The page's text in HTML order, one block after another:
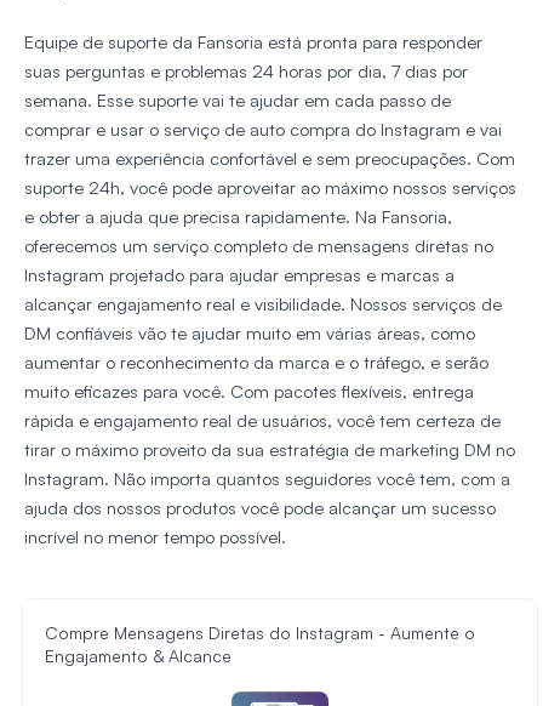
Equipe de suporte da Fansoria está pronta para responder
suas perguntas e problemas 24 horas por dia, 7 dias por
semana. Esse suporte vai te ajudar em cada passo de
comprar e usar o serviço de auto compra do Instagram e vai
trazer uma experiência confortável e sem preocupações. Com
suporte 24h, você pode aproveitar ao máximo nossos serviços
e obter a ajuda que precisa rapidamente. Na Fansoria,
oferecemos um serviço completo de mensagens diretas no
Instagram projetado para ajudar empresas e marcas a
alcançar engajamento real e visibilidade. Nossos serviços de
DM confiáveis vão te ajudar muito em várias áreas, como
aumentar o reconhecimento da marca e o tráfego, e serão
muito eficazes para você. Com pacotes flexíveis, entrega
rápida e engajamento real de usuários, você tem certeza de
tirar o máximo proveito da sua estratégia de marketing DM no
Instagram. Não importa quantos seguidores você tem, com a
ajuda dos nossos produtos você pode alcançar um sucesso
incrível no menor tempo possível.
Compre Mensagens Diretas do Instagram - Aumente o
Engajamento & Alcance